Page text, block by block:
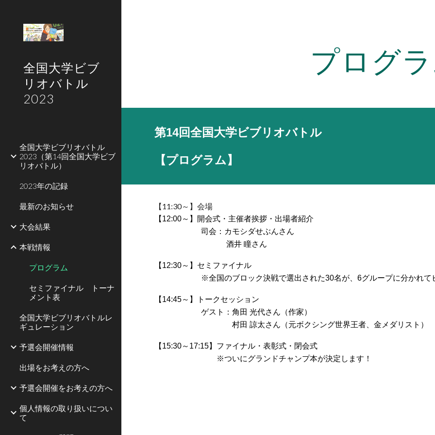
全国大学ビブ
リオバトル
2023
全国大学ビブリオバトル
2023（第14回全国大学ビブ
リオバトル）
2023年の記録
最新のお知らせ
大会結果
本戦情報
プログラム
セミファイナル トーナ
メント表
全国大学ビブリオバトルレ
ギュレーション
予選会開催情報
出場をお考えの方へ
予選会開催をお考えの方へ
個人情報の取り扱いについ
て
プログ
第14回全国大学ビブリオバトル
【プログラム】
【11:30～】会場
【12:00～】開会式・主催者挨拶・出場者紹介
司会：カモシダせぶんさん
酒井 瞳さん
【12:30～】セミファイナル
※全国のブロック決戦で選出された30名が、6グループに分かれて
【14:45～】トークセッション
ゲスト：角田 光代さん（作家）
村田 諒太さん（元ボクシング世界王者、金メダリスト）
【15:30～17:15】ファイナル・表彰式・閉会式
※ついにグランドチャンプ本が決定します！